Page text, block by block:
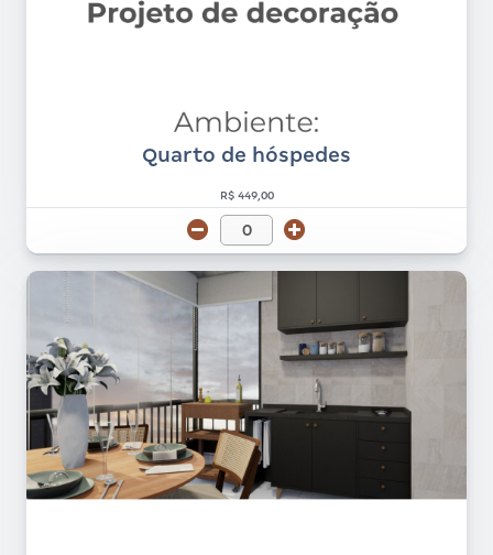
Quarto de hóspedes
R$ 449,00